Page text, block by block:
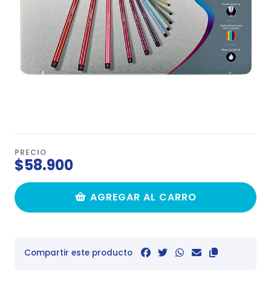
PRECIO
$58.900
AGREGAR AL CARRO
Compartir este producto